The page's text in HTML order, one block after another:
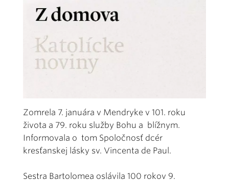
Zomrela 7. januára v Mendryke v 101. roku
života a 79. roku služby Bohu a blížnym.
Informovala o tom Spoločnosť dcér
kresťanskej lásky sv. Vincenta de Paul.
Sestra Bartolomea oslávila 100 rokov 9.